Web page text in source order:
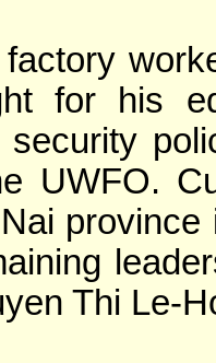
for his
security
UWFO.
Thi Le-